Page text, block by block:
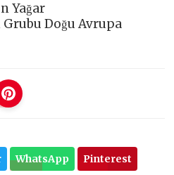
Yağar
Grubu Doğu Avrupa
WhatsApp Pinterest